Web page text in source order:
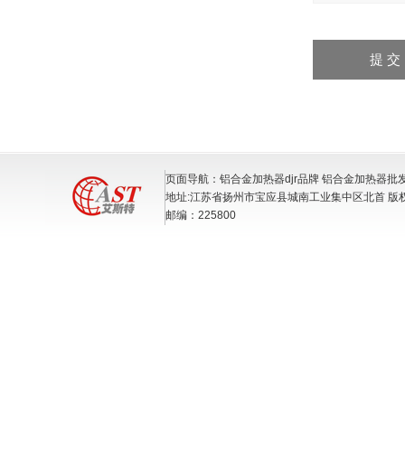
页面导航：铝合金加热器djr品牌 铝合金加热器批
地址:江苏省扬州市宝应县城南工业集中区北首 版
邮编：225800